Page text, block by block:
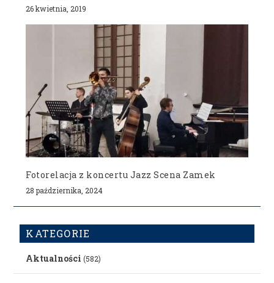
26 kwietnia, 2019
Fotorelacja z koncertu Jazz Scena Zamek
28 października, 2024
KATEGORIE
Aktualności (582)